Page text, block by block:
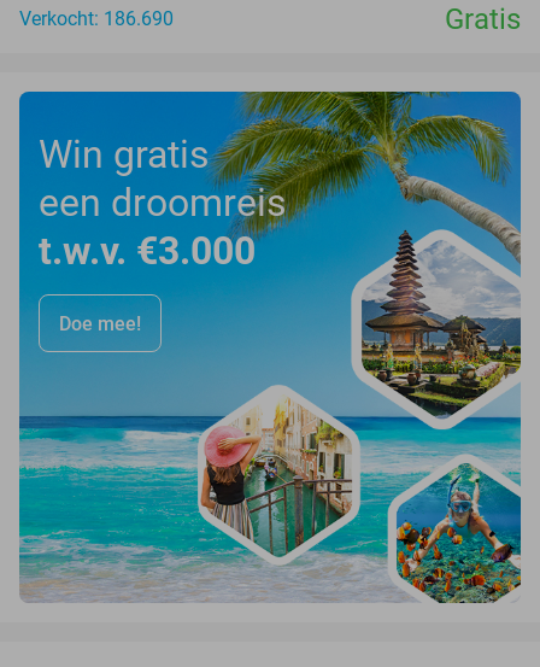
Verkocht: 186.690
Gratis
Win gratis
een droomreis
t.w.v. €3.000
Doe mee!